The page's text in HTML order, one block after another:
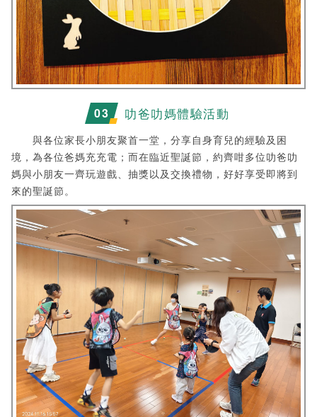
03 叻爸叻媽體驗活動
與各位家長小朋友聚首一堂，分享自身育兒的經驗及困
境，為各位爸媽充充電；而在臨近聖誕節，約齊咁多位叻爸叻
媽與小朋友一齊玩遊戲、抽獎以及交換禮物，好好享受即將到
來的聖誕節。